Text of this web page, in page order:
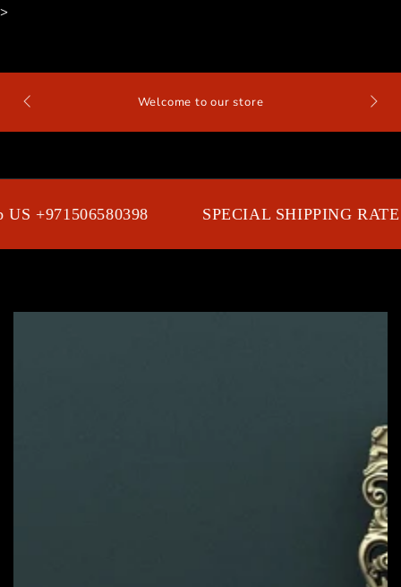
>
to our store Contact US on Cart
+971506580398 SPECIAL SHIPPING